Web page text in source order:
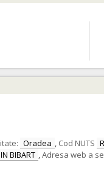
Oradea , Cod NUTS
BIBART ,Adresa web a